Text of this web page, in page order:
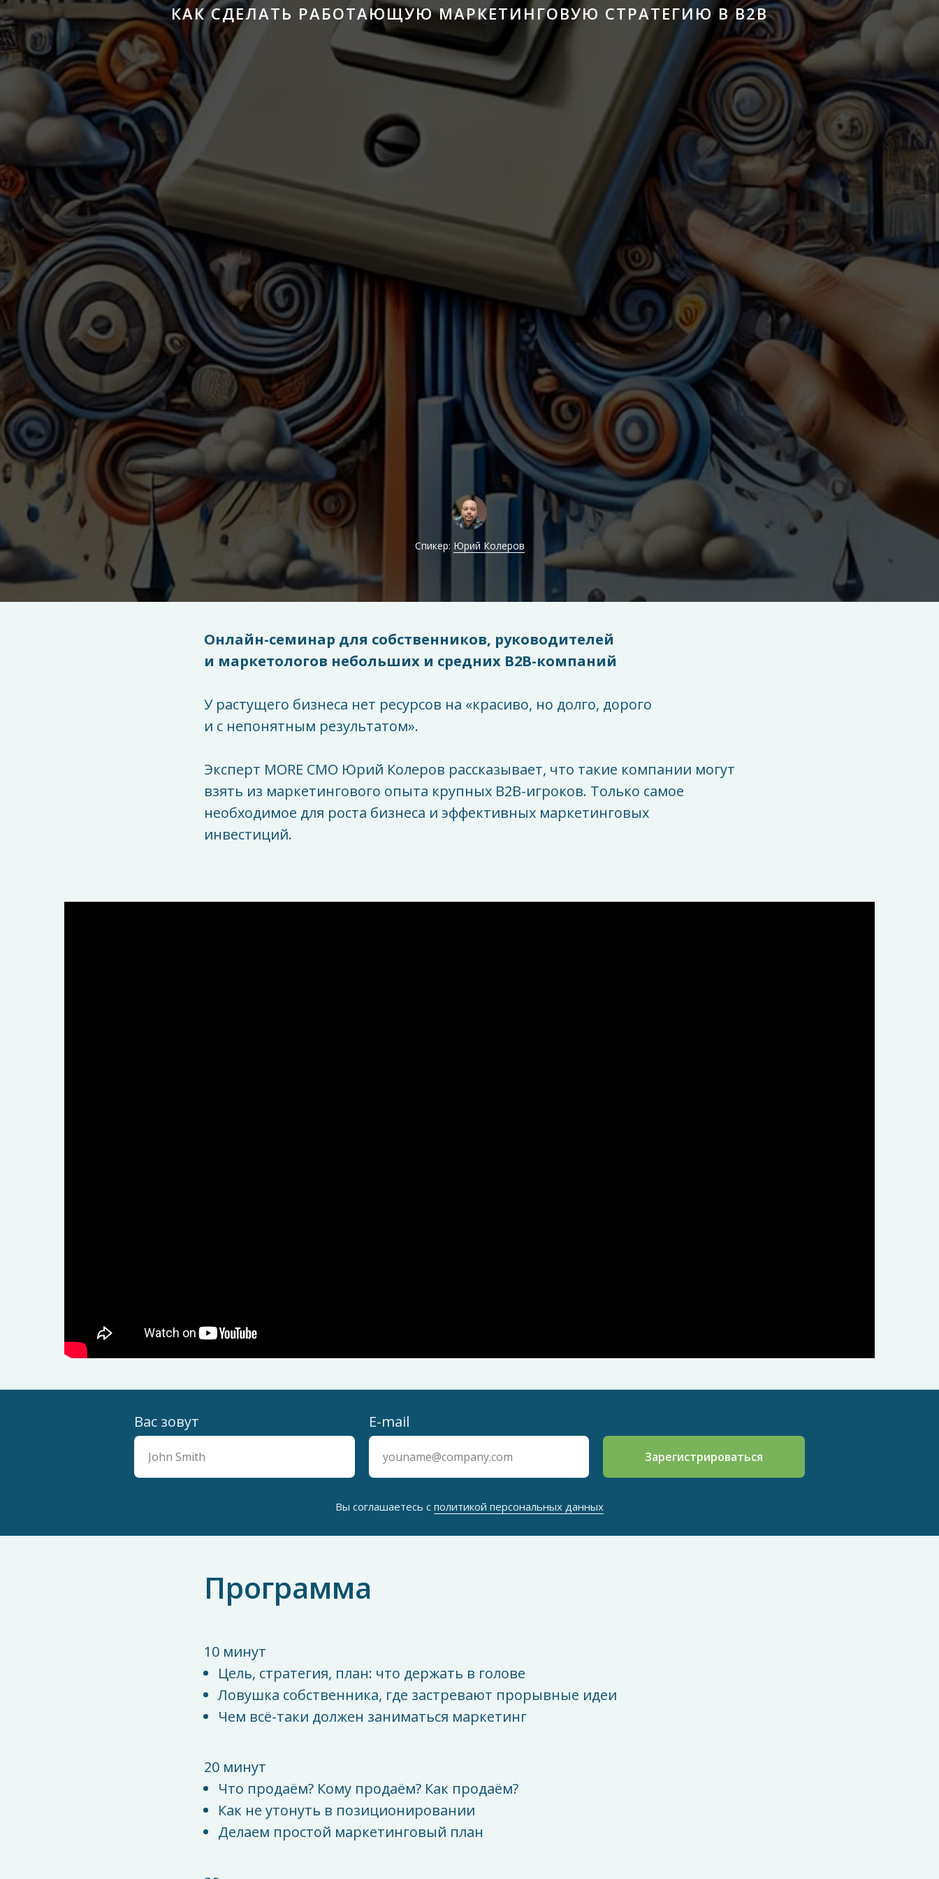
КАК СДЕЛАТЬ РАБОТАЮЩУЮ МАРКЕТИНГОВУЮ СТРАТЕГИЮ В B2B
Спикер: Юрий Колеров
Онлайн-семинар для собственников, руководителей
и маркетологов небольших и средних B2B-компаний
У растущего бизнеса нет ресурсов на «красиво, но долго, дорого
и с непонятным результатом».
Эксперт MORE CMO Юрий Колеров рассказывает, что такие компании могут
взять из маркетингового опыта крупных B2B-игроков. Только самое
необходимое для роста бизнеса и эффективных маркетинговых
инвестиций.
Вас зовут E-mail
Зарегистрироваться
Вы соглашаетесь с политикой персональных данных
Программа
10 минут
Цель, стратегия, план: что держать в голове
Ловушка собственника, где застревают прорывные идеи
Чем всё-таки должен заниматься маркетинг
20 минут
Что продаём? Кому продаём? Как продаём?
Как не утонуть в позиционировании
Делаем простой маркетинговый план